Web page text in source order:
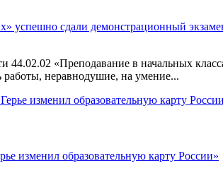
успешно сдали демонстрационный
«Преподавание в начальных
работы, неравнодушие, на умение...
изменил образовательную карту России»